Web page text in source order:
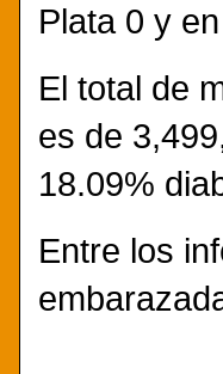
Plata 0 y
El total de
es de
18.09%
Entre los